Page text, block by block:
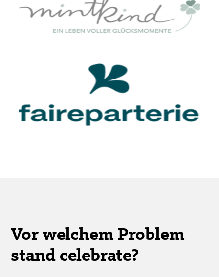
Vor welchem Problem
stand celebrate?